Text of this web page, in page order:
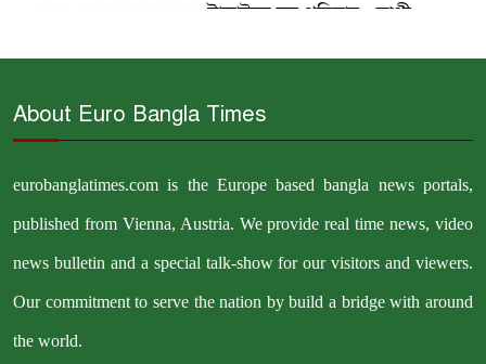
টাঙ্গাইলে দুস্থ পরিবার, রোগী ও
ধলেশ্বরী নদী থেকে বালু উত্তোলন,
হুমকিতে সেতু
গণঅভ্যুত্থান দিবস পালিত
৭
লালমোহনে জুলাই গণঅভ্যুত্থান
About Euro Bangla Times
eurobanglatimes.com is the Europe based bangla news portals,
published from Vienna, Austria. We provide real time news, video
news bulletin and a special talk-show for our visitors and viewers.
Our commitment to serve the nation by build a bridge with around
the world.